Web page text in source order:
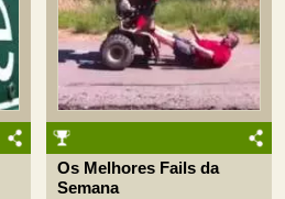
Os Melhores Fails da
Semana